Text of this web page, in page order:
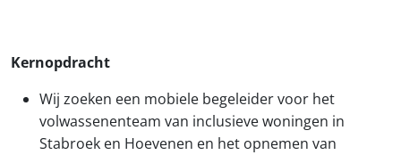
Kernopdracht
Wij zoeken een mobiele begeleider voor het
volwassenenteam van inclusieve woningen in
Stabroek en Hoevenen en het opnemen van